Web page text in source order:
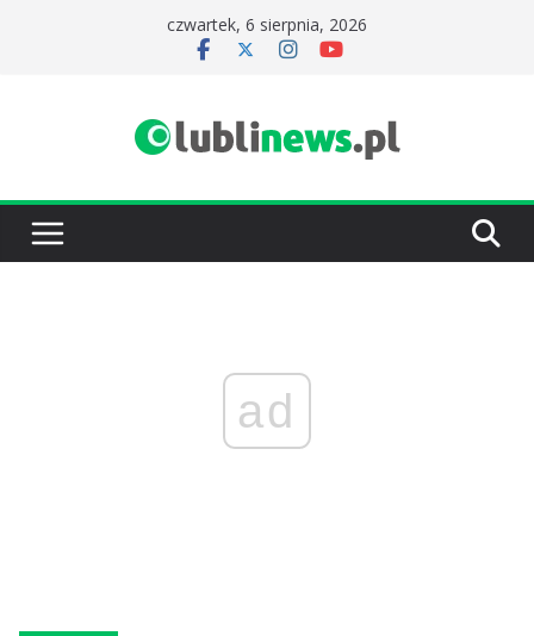
czwartek, 6 sierpnia, 2026
ad